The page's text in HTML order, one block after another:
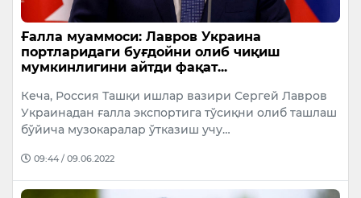
Ғалла муаммоси: Лавров Украина
портларидаги буғдойни олиб чиқиш
мумкинлигини айтди фақат...
Кеча, Россия Ташқи ишлар вазири Сергей Лавров
Украинадан ғалла экспортига тўсиқни олиб ташлаш
бўйича музокаралар ўтказиш учу…
09:44 / 09.06.2022